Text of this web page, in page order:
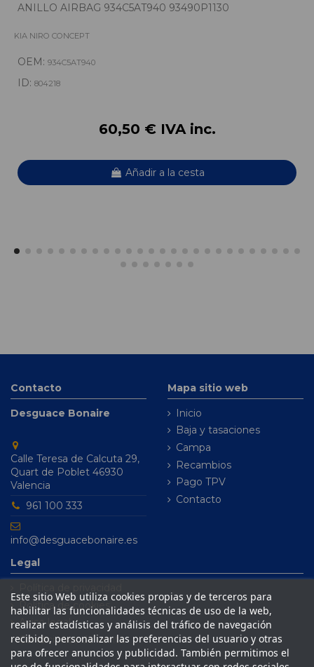
ANILLO AIRBAG 934C5AT940 93490P1130
KIA NIRO CONCEPT
OEM: 934C5AT940
ID: 804218
60,50 € IVA inc.
Añadir a la cesta
Contacto
Desguace Bonaire
Calle Teresa de Calcuta 29,
Quart de Poblet 46930
Valencia
961 100 333
info@desguacebonaire.es
Mapa sitio web
Inicio
Baja y tasaciones
Campa
Recambios
Pago TPV
Contacto
Legal
Política de cookies
Aviso legal
Condiciones de venta
Este sitio Web utiliza cookies propias y de terceros para
habilitar las funcionalidades técnicas de uso de la web,
realizar estadísticas y análisis del tráfico de navegación
recibido, personalizar las preferencias del usuario y otras
para ofrecer anuncios y publicidad. También permitimos el